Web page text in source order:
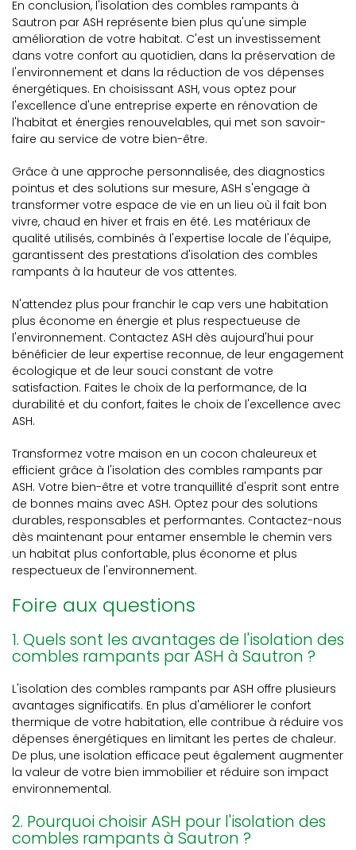
En conclusion, l'isolation des combles rampants à
Sautron par ASH représente bien plus qu'une simple
amélioration de votre habitat. C'est un investissement
dans votre confort au quotidien, dans la préservation de
l'environnement et dans la réduction de vos dépenses
énergétiques. En choisissant ASH, vous optez pour
l'excellence d'une entreprise experte en rénovation de
l'habitat et énergies renouvelables, qui met son savoir-
faire au service de votre bien-être.
Grâce à une approche personnalisée, des diagnostics
pointus et des solutions sur mesure, ASH s'engage à
transformer votre espace de vie en un lieu où il fait bon
vivre, chaud en hiver et frais en été. Les matériaux de
qualité utilisés, combinés à l'expertise locale de l'équipe,
garantissent des prestations d'isolation des combles
rampants à la hauteur de vos attentes.
N'attendez plus pour franchir le cap vers une habitation
plus économe en énergie et plus respectueuse de
l'environnement. Contactez ASH dès aujourd'hui pour
bénéficier de leur expertise reconnue, de leur engagement
écologique et de leur souci constant de votre
satisfaction. Faites le choix de la performance, de la
durabilité et du confort, faites le choix de l'excellence avec
ASH.
Transformez votre maison en un cocon chaleureux et
efficient grâce à l'isolation des combles rampants par
ASH. Votre bien-être et votre tranquillité d'esprit sont entre
de bonnes mains avec ASH. Optez pour des solutions
durables, responsables et performantes. Contactez-nous
dès maintenant pour entamer ensemble le chemin vers
un habitat plus confortable, plus économe et plus
respectueux de l'environnement.
Foire aux questions
1. Quels sont les avantages de l'isolation des
combles rampants par ASH à Sautron ?
L'isolation des combles rampants par ASH offre plusieurs
avantages significatifs. En plus d'améliorer le confort
thermique de votre habitation, elle contribue à réduire vos
dépenses énergétiques en limitant les pertes de chaleur.
De plus, une isolation efficace peut également augmenter
la valeur de votre bien immobilier et réduire son impact
environnemental.
2. Pourquoi choisir ASH pour l'isolation des
combles rampants à Sautron ?